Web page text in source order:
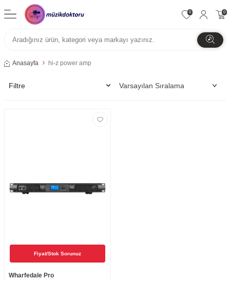
0 0
Anasayfa hi-z power amp
Filtre
Fiyat/Stok Sorunuz
Wharfedale Pro